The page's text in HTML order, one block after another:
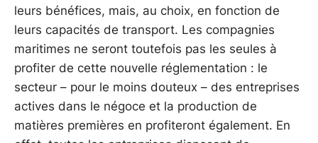
leurs bénéfices, mais, au choix, en fonction de
leurs capacités de transport. Les compagnies
maritimes ne seront toutefois pas les seules à
profiter de cette nouvelle réglementation : le
secteur – pour le moins douteux – des entreprises
actives dans le négoce et la production de
matières premières en profiteront également. En